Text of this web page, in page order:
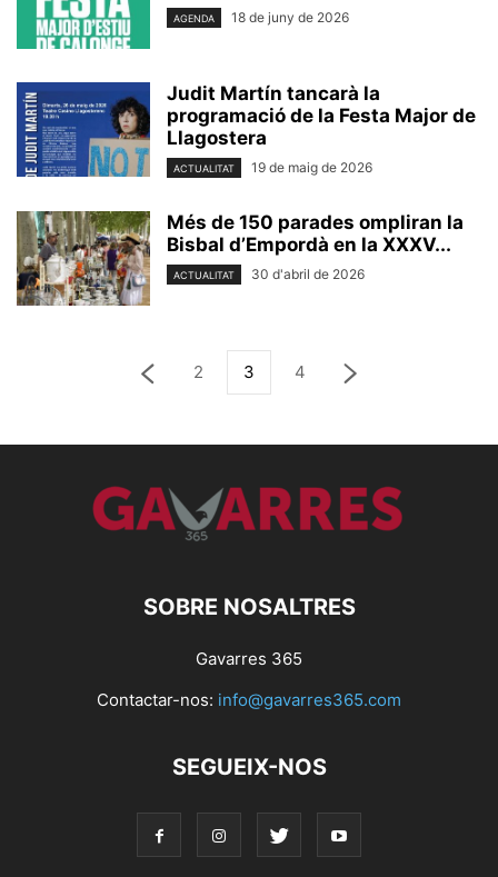
AGENDA 18 de juny de 2026
Judit Martín tancarà la
programació de la Festa Major de
Llagostera
ACTUALITAT 19 de maig de 2026
Més de 150 parades ompliran la
Bisbal d’Empordà en la XXXV...
ACTUALITAT 30 d'abril de 2026
2 3 4
SOBRE NOSALTRES
Gavarres 365
Contactar-nos: info@gavarres365.com
SEGUEIX-NOS